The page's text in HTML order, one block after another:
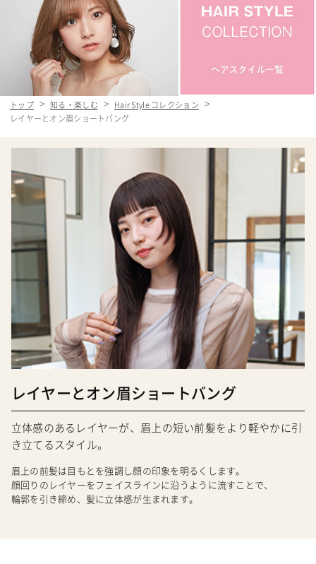
トップ 知る・楽しむ
Hair Style コレクション
レイヤーとオン眉ショートバング
レイヤーとオン眉ショートバング
立体感のあるレイヤーが、眉上の短い前髪をより軽やかに引
き立てるスタイル。
眉上の前髪は目もとを強調し顔の印象を明るくします。
顔回りのレイヤーをフェイスラインに沿うように流すことで、
輪郭を引き締め、髪に立体感が生まれます。